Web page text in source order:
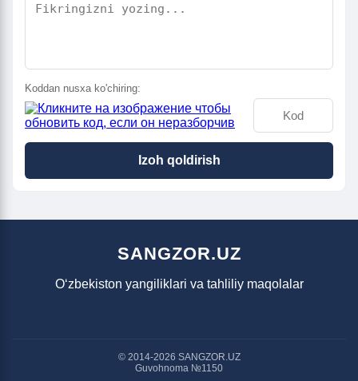
Koddan nusxa ko'chiring:
Izoh qoldirish
SANGZOR.UZ
O‘zbekiston yangiliklari va tahliliy maqolalar
© 2014-2026 SANGZOR.UZ
Guvohnoma №1150